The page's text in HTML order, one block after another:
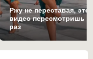
Ржу не переставая, это
видео пересмотришь
раз